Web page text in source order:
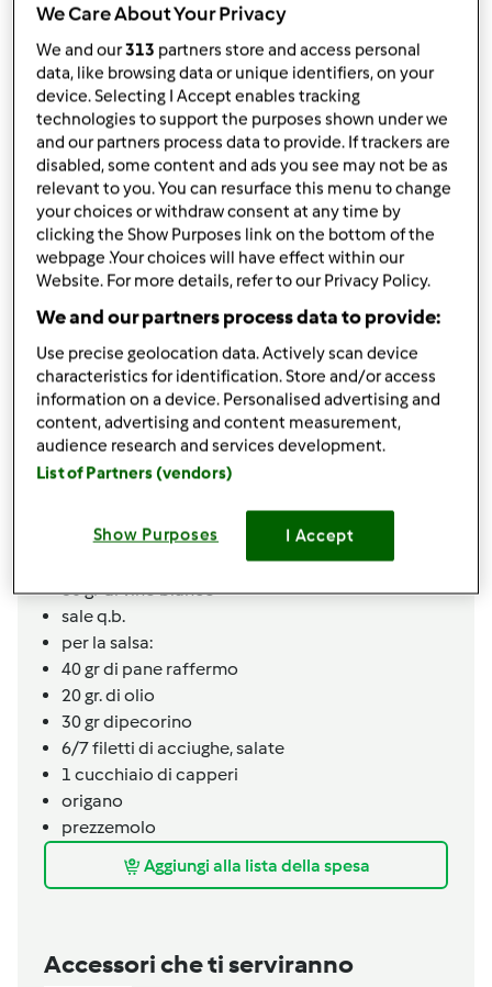
Aggiungi alle mie raccolte
condividi la ricetta
Ingredienti
500 gr di lonza di maiale (fettine sottilissime)
100 gr di mortadella
6/7carciofi,freschi tagliati a spicchi
200 gr di salsiccia fresca spellata
1uovo
noce moscata
prezzemolo
per il sugo:
600 gr di polpa di pomodoro
50 gr di vino bianco
sale q.b.
per la salsa:
40 gr di pane raffermo
20 gr. di olio
30 gr dipecorino
6/7filetti di acciughe,salate
1 cucchiaio di capperi
origano
prezzemolo
Aggiungi alla lista della spesa
Accessori che ti serviranno
We Care About Your Privacy
We and our313 partners store and access personal
data, like browsing data or unique identifiers, on your
device. Selecting I Accept enables tracking
technologies to support the purposes shown under we
and our partners process data to provide. If trackers are
disabled, some content and ads you see may not be as
relevant to you. You can resurface this menu to change
your choices or withdraw consent at any time by
clicking the Show Purposes link on the bottom of the
webpage .Your choices will have effect within our
Website. For more details, refer to our Privacy Policy.
We and our partners process data to provide:
Use precise geolocation data. Actively scan device
characteristics for identification. Store and/or access
information on a device. Personalised advertising and
content, advertising and content measurement,
audience research and services development.
List of Partners (vendors)
Show Purposes I Accept